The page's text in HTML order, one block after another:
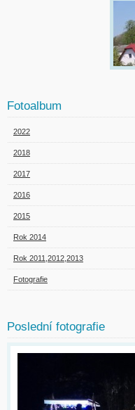
Fotoalbum
2022
2018
2017
2016
2015
Rok 2014
Rok 2011,2012,2013
Fotografie
Poslední fotografie